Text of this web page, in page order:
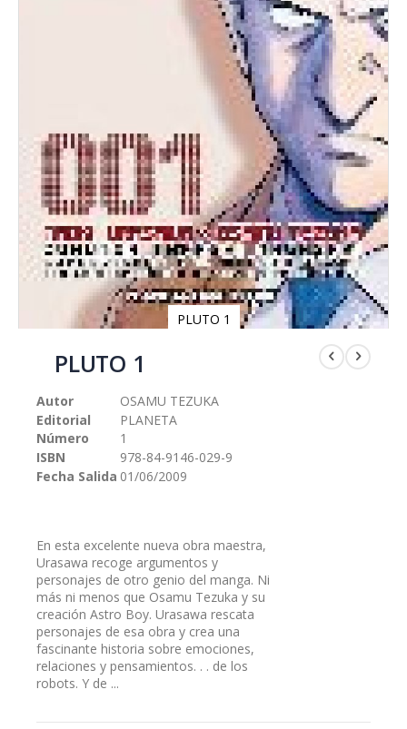
PLUTO 1
comienzo
galería
imágenes
PLUTO 1
Autor
OSAMU TEZUKA
Editorial
PLANETA
Número
1
ISBN
978-84-9146-029-9
Fecha Salida 01/06/2009
En esta excelente nueva obra maestra,
Urasawa recoge argumentos y
personajes de otro genio del manga. Ni
más ni menos que Osamu Tezuka y su
creación Astro Boy. Urasawa rescata
personajes de esa obra y crea una
fascinante historia sobre emociones,
relaciones y pensamientos. . . de los
robots. Y de ...